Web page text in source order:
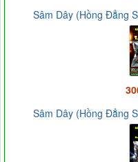
Sâm Dây (Hồng Đẳng
Sâm Dây (Hồng Đẳng